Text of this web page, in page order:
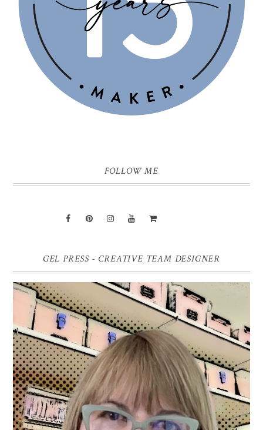
FOLLOW ME
GEL PRESS - CREATIVE TEAM DESIGNER